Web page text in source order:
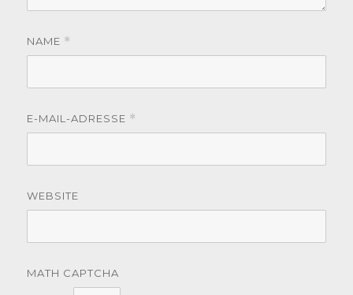
NAME *
E-MAIL-ADRESSE *
WEBSITE
MATH CAPTCHA